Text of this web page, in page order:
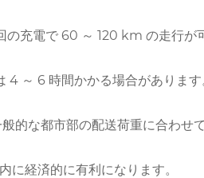
充電で 60 ～ 120 km の走行が
～ 6 時間かかる場合があります
な都市部の配送荷重に合わせて
に経済的に有利になります。